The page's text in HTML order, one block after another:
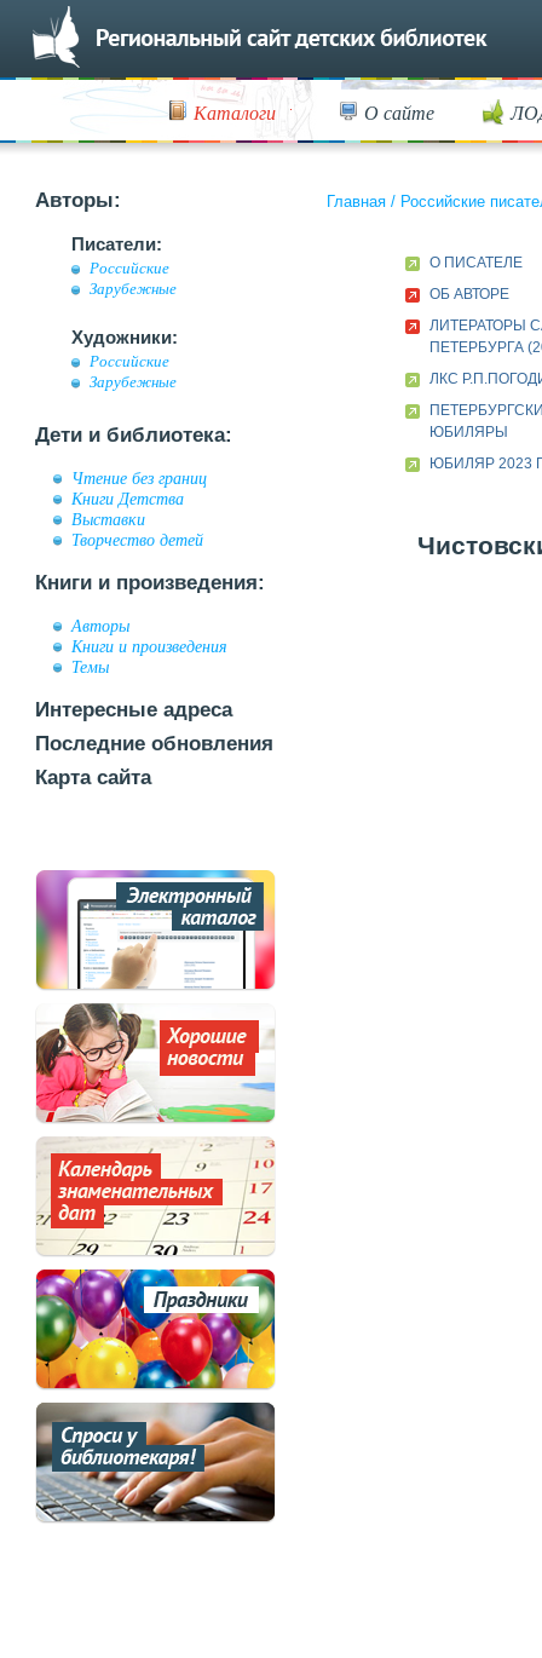
Каталоги О сайте
Авторы:
Писатели:
Российские
Зарубежные
Художники:
Российские
Зарубежные
Дети и библиотека:
Чтение без границ
Книги Детства
Выставки
Творчество детей
Книги и произведения:
Авторы
Книги и произведения
Темы
Интересные адреса
Последние обновления
Карта сайта
Главная / Российские
О ПИСАТЕЛЕ
ОБ АВТОРЕ
ЛИТЕРАТОРЫ
ПЕТЕРБУРГА
ЛКС
ЮБИЛЯРЫ
ЮБИЛЯР 2023